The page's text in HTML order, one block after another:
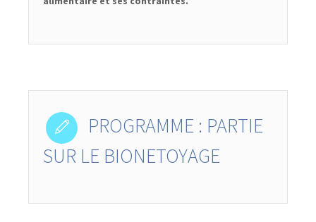
PROGRAMME : PARTIE
SUR LE BIONETOYAGE